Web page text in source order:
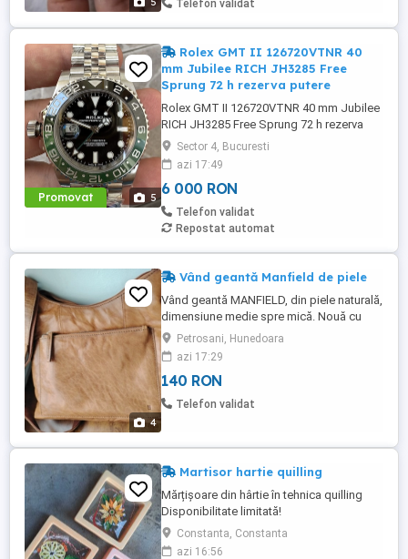
Telefon validat
Promovat 5
Rolex GMT II 126720VTNR 40
mm Jubilee RICH JH3285 Free
Sprung 72 h rezerva putere
Rolex GMT II 126720VTNR 40 mm Jubilee
RICH JH3285 Free Sprung 72 h rezerva
putere Mecanism Superclone RICH
Factory V2 Sprite 126720VTNR JH3285 cu
arc liber JH3285 MECANISM: Mecanism
automat GMT Asia JingHe Super Clone
JH3285 cu punți decorate și rotor cu
așezare corectă a acelor (acul orei
reglabil) DIAMETRU ...
Sector 4, Bucuresti
azi 17:49
6 000 RON
Telefon validat
Repostat automat
4
Vând geantă Manfield de piele
Vând geantă MANFIELD, din piele naturală,
dimensiune medie spre mică. Nouă cu
etichetă.
Petrosani, Hunedoara
azi 17:29
140 RON
Telefon validat
Martisor hartie quilling
Mărțișoare din hârtie în tehnica quilling
Disponibilitate limitată!
Constanta, Constanta
azi 16:56